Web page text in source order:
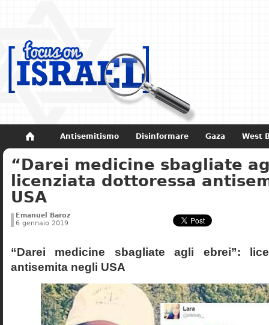
Antisemitismo Disinformare Gaza West
Non dimenticare Storia di Israele
“Darei medicine sbagliate
licenziata dottoressa
USA
Emanuel Baroz
6 gennaio 2019
“Darei medicine sbagliate agli ebrei”:
antisemita negli USA